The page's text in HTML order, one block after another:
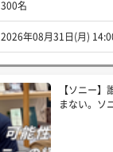
300名
2026年08月31日(月)
【ソニー】
まない。ソ